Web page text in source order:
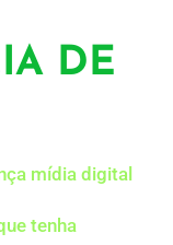
DE
mídia digital
tenha